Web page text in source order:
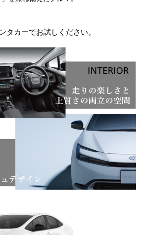
タカーでお試しください。